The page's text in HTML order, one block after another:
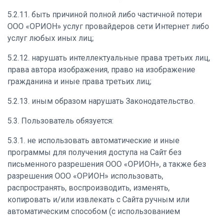
5.2.11. быть причиной полной либо частичной потери
ООО «ОРИОН» услуг провайдеров сети Интернет либо
услуг любых иных лиц;
5.2.12. нарушать интеллектуальные права третьих лиц,
права автора изображения, право на изображение
гражданина и иные права третьих лиц;
5.2.13. иным образом нарушать Законодательство.
5.3. Пользователь обязуется:
5.3.1. не использовать автоматические и иные
программы для получения доступа на Сайт без
письменного разрешения ООО «ОРИОН», а также без
разрешения ООО «ОРИОН» использовать,
распространять, воспроизводить, изменять,
копировать и/или извлекать с Сайта ручным или
автоматическим способом (с использованием